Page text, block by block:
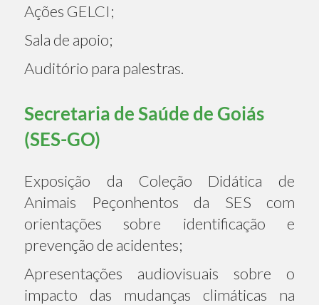
Ações GELCI;
Sala de apoio;
Auditório para palestras.
Secretaria de Saúde de Goiás
(SES-GO)
Exposição da Coleção Didática de
Animais Peçonhentos da SES com
orientações sobre identificação e
prevenção de acidentes;
Apresentações audiovisuais sobre o
impacto das mudanças climáticas na